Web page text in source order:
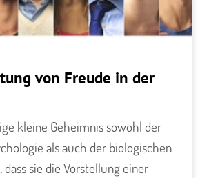
von Freude in der
kleine Geheimnis sowohl der
als auch der biologischen
dass sie die Vorstellung einer